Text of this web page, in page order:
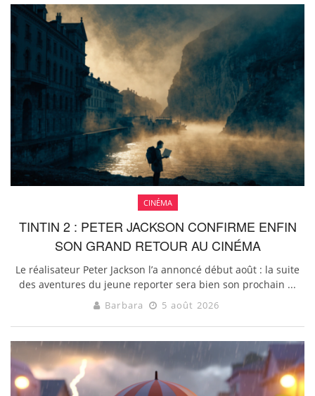
CINÉMA
TINTIN 2 : PETER JACKSON CONFIRME ENFIN
SON GRAND RETOUR AU CINÉMA
Le réalisateur Peter Jackson l’a annoncé début août : la suite
des aventures du jeune reporter sera bien son prochain ...
Barbara 5 août 2026